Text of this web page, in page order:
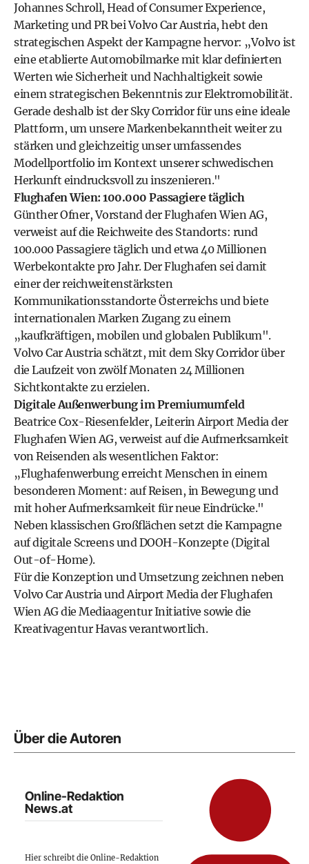
Johannes Schroll, Head of Consumer Experience,
Marketing und PR bei Volvo Car Austria, hebt den
strategischen Aspekt der Kampagne hervor: „Volvo ist
eine etablierte Automobilmarke mit klar definierten
Werten wie Sicherheit und Nachhaltigkeit sowie
einem strategischen Bekenntnis zur Elektromobilität.
Gerade deshalb ist der Sky Corridor für uns eine ideale
Plattform, um unsere Markenbekanntheit weiter zu
stärken und gleichzeitig unser umfassendes
Modellportfolio im Kontext unserer schwedischen
Herkunft eindrucksvoll zu inszenieren."
Flughafen Wien: 100.000 Passagiere täglich
Günther Ofner, Vorstand der Flughafen Wien AG,
verweist auf die Reichweite des Standorts: rund
100.000 Passagiere täglich und etwa 40 Millionen
Werbekontakte pro Jahr. Der Flughafen sei damit
einer der reichweitenstärksten
Kommunikationsstandorte Österreichs und biete
internationalen Marken Zugang zu einem
„kaufkräftigen, mobilen und globalen Publikum".
Volvo Car Austria schätzt, mit dem Sky Corridor über
die Laufzeit von zwölf Monaten 24 Millionen
Sichtkontakte zu erzielen.
Digitale Außenwerbung im Premiumumfeld
Beatrice Cox-Riesenfelder, Leiterin Airport Media der
Flughafen Wien AG, verweist auf die Aufmerksamkeit
von Reisenden als wesentlichen Faktor:
„Flughafenwerbung erreicht Menschen in einem
besonderen Moment: auf Reisen, in Bewegung und
mit hoher Aufmerksamkeit für neue Eindrücke."
Neben klassischen Großflächen setzt die Kampagne
auf digitale Screens und DOOH-Konzepte (Digital
Out-of-Home).
Für die Konzeption und Umsetzung zeichnen neben
Volvo Car Austria und Airport Media der Flughafen
Wien AG die Mediaagentur Initiative sowie die
Kreativagentur Havas verantwortlich.
Über die Autoren
Online-Redaktion
News.at
Hier schreibt die Online-Redaktion